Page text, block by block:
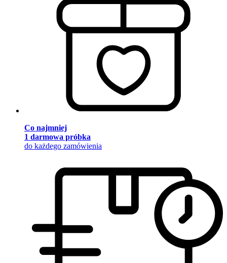
Co najmniej
1 darmowa próbka
do każdego zamówienia